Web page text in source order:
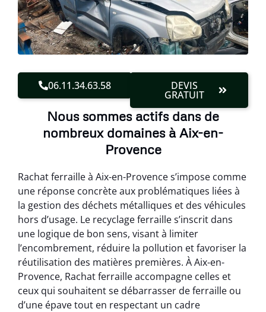
06.11.34.63.58 DEVIS
GRATUIT
Nous sommes actifs dans de
nombreux domaines à Aix-en-
Provence
Rachat ferraille à Aix-en-Provence s’impose comme
une réponse concrète aux problématiques liées à
la gestion des déchets métalliques et des véhicules
hors d’usage. Le recyclage ferraille s’inscrit dans
une logique de bon sens, visant à limiter
l’encombrement, réduire la pollution et favoriser la
réutilisation des matières premières. À Aix-en-
Provence, Rachat ferraille accompagne celles et
ceux qui souhaitent se débarrasser de ferraille ou
d’une épave tout en respectant un cadre